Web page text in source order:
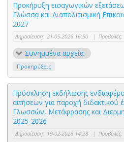
Προκήρυξη εισαγωγικών
Γλώσσα και Διαπολιτισμική
2027
Δημοσίευση: 21-05-2026 16:50 | Προβολές:
Συνημμένα αρχεία
Προκηρύξεις
Πρόσκληση εκδήλωσης
αιτήσεων για παροχή
Γλωσσών, Μετάφρασης και
2025-2026
Δημοσίευση: 19-02-2026 14:28 | Προβολές: